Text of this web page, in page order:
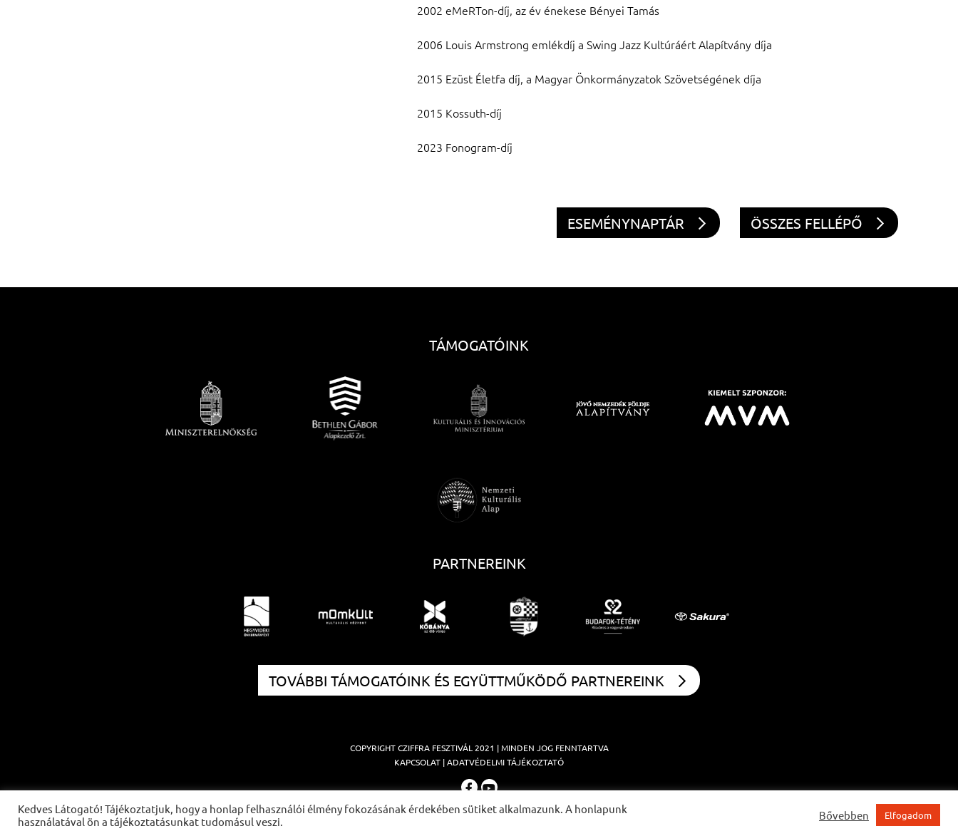
2002 eMeRTon-díj, az év énekese Bényei Tamás
2006 Louis Armstrong emlékdíj a Swing Jazz Kultúráért Alapítvány díja
2015 Ezüst Életfa díj, a Magyar Önkormányzatok Szövetségének díja
2015 Kossuth-díj
2023 Fonogram-díj
ESEMÉNYNAPTÁR ÖSSZES FELLÉPŐ
TÁMOGATÓINK
PARTNEREINK
TOVÁBBI TÁMOGATÓINK ÉS EGYÜTTMŰKÖDŐ PARTNEREINK
COPYRIGHTCZIFFRA FESZTIVÁL 2021 | MINDEN JOG FENNTARTVA
KAPCSOLAT |ADATVÉDELMI TÁJÉKOZTATÓ
Kedves Látogató! Tájékoztatjuk, hogy a honlap felhasználói élmény fokozásának érdekében sütiket alkalmazunk. A honlapunk
használatával ön a tájékoztatásunkat tudomásul veszi.
Bővebben Elfogadom